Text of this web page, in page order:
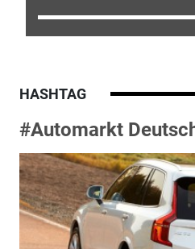
HASHTAG
#Automarkt